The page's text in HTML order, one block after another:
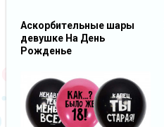
Аскорбительные шары
девушке На День
Рожденье